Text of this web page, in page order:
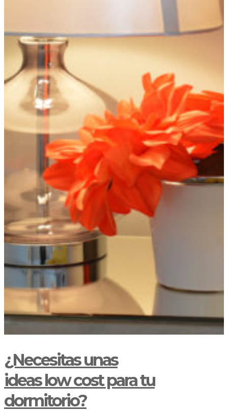
¿Necesitas unas
ideas low cost para tu
dormitorio?